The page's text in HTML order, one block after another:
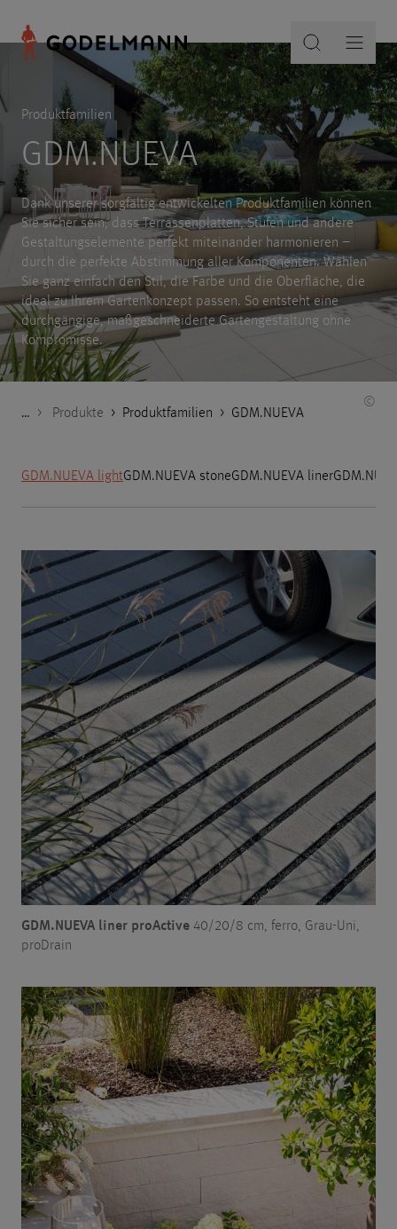
©
… Godelmann.de
> Produkte > Produktfamilien > GDM.NUEVA
Produktfamilien
GDM.NUEVA
Dank unserer sorgfältig entwickelten Produktfamilien können
Sie sicher sein, dass Terrassenplatten, Stufen und andere
Gestaltungselemente perfekt miteinander harmonieren –
durch die perfekte Abstimmung aller Komponenten. Wählen
Sie ganz einfach den Stil, die Farbe und die Oberfläche, die
ideal zu Ihrem Gartenkonzept passen. So entsteht eine
durchgängige, maßgeschneiderte Gartengestaltung ohne
Kompromisse.
GDM.NUEVA lightGDM.NUEVA stoneGDM.NUEVA liner
GDM.NUEVA liner proActive 40/20/8 cm, ferro, Grau-Uni,
proDrain